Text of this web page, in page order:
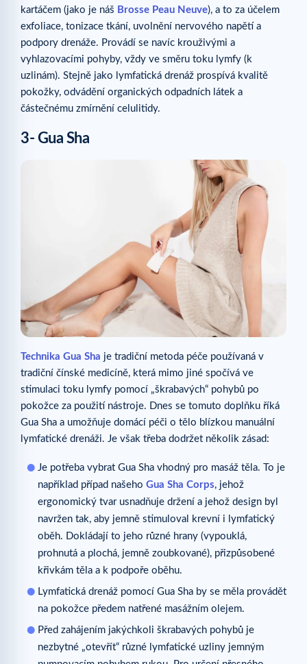
kartáčem (jako je náš Brosse Peau Neuve), a to za účelem
exfoliace, tonizace tkání, uvolnění nervového napětí a
podpory drenáže. Provádí se navíc krouživými a
vyhlazovacími pohyby, vždy ve směru toku lymfy (k
uzlinám). Stejně jako lymfatická drenáž prospívá kvalitě
pokožky, odvádění organických odpadních látek a
částečnému zmírnění celulitidy.
3- Gua Sha
Technika Gua Sha je tradiční metoda péče používaná v
tradiční čínské medicíně, která mimo jiné spočívá ve
stimulaci toku lymfy pomocí „škrabavých“ pohybů po
pokožce za použití nástroje. Dnes se tomuto doplňku říká
Gua Sha a umožňuje domácí péči o tělo blízkou manuální
lymfatické drenáži. Je však třeba dodržet několik zásad:
Je potřeba vybrat Gua Sha vhodný pro masáž těla. To je
například případ našeho Gua Sha Corps, jehož
ergonomický tvar usnadňuje držení a jehož design byl
navržen tak, aby jemně stimuloval krevní i lymfatický
oběh. Dokládají to jeho různé hrany (vypouklá,
prohnutá a plochá, jemně zoubkované), přizpůsobené
křivkám těla a k podpoře oběhu.
Lymfatická drenáž pomocí Gua Sha by se měla provádět
na pokožce předem natřené masážním olejem.
Před zahájením jakýchkoli škrabavých pohybů je
nezbytné „otevřít“ různé lymfatické uzliny jemným